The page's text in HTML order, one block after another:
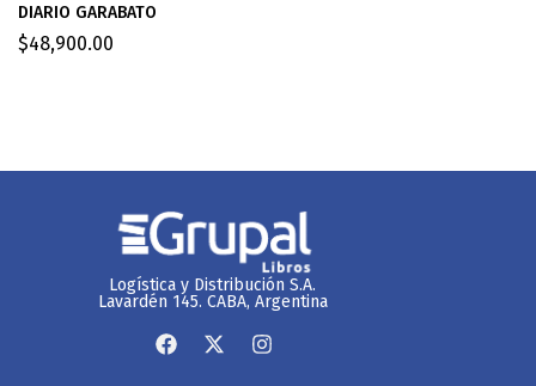
DIARIO GARABATO
$48,900.00
Logística y Distribución S.A.
Lavardén 145. CABA, Argentina